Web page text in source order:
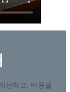
선하고, 비용을